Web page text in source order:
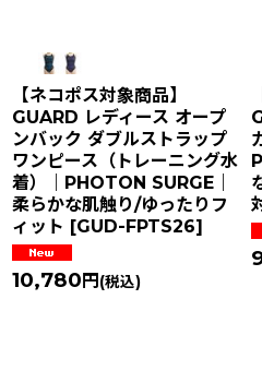
【ネコポス対象商品】
GUARD レディース オープ
ンバック ダブルストラップ
ワンピース（トレーニング水
着）｜PHOTON SURGE｜
柔らかな肌触り/ゆったりフ
ィット [GUD-FPTS26]
10,780 円 (税込)